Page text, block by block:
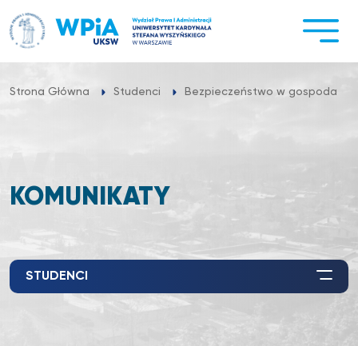
do
treści
Strona Główna Studenci Bezpieczeństwo w gospodarce
KOMUNIKATY
STUDENCI